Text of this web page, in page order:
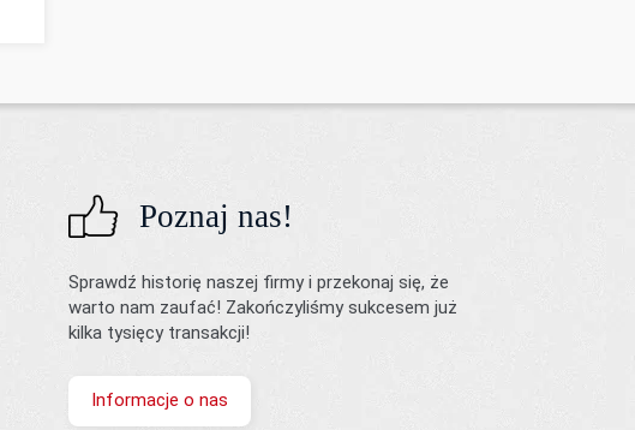
Poznaj nas!
Sprawdź historię naszej firmy i przekonaj się, że
warto nam zaufać! Zakończyliśmy sukcesem już
kilka tysięcy transakcji!
Informacje o nas